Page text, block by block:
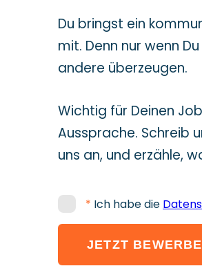
Du bringst ein
mit. Denn nur wenn
andere überzeugen.
​Wichtig für Deinen
Aussprache. Schreib
uns an, und erzähle,
* Ich habe die
JETZT